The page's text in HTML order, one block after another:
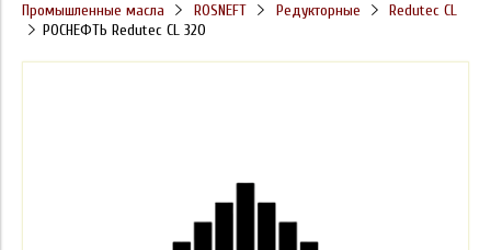
Промышленные масла ROSNEFT Редукторные
Redutec CL
РОСНЕФТЬ Redutec CL 320